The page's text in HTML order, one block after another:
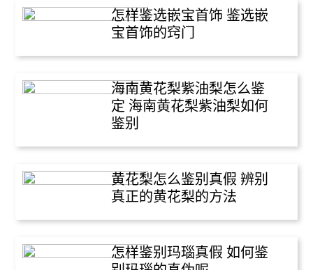
怎样鉴选嵌宝首饰 鉴选嵌
宝首饰的窍门
海南黄花梨紫油梨怎么鉴
定 海南黄花梨紫油梨如何
鉴别
黄花梨怎么鉴别真假 辨别
真正的黄花梨的方法
怎样鉴别玛瑙真假 如何鉴